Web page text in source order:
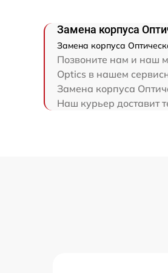
Замена корпуса
Замена корпуса
Позвоните нам и наш
Optics в нашем
Замена корпуса
Наш курьер доставит